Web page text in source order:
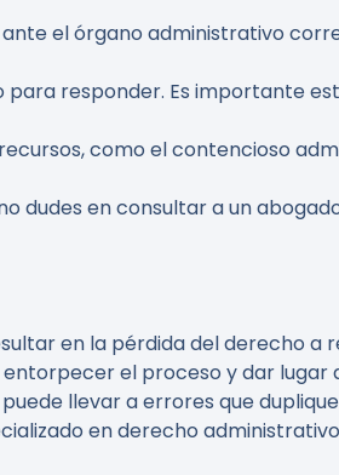
el órgano administrativo
para responder. Es importante
como el contencioso
dudes en consultar a un
en la pérdida del derecho a
el proceso y dar lugar
llevar a errores que
en derecho